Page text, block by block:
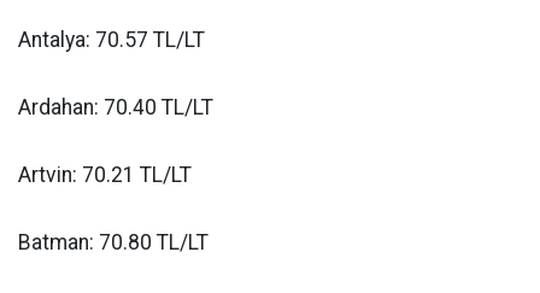
Antalya: 70.57 TL/LT
Ardahan: 70.40 TL/LT
Artvin: 70.21 TL/LT
Batman: 70.80 TL/LT